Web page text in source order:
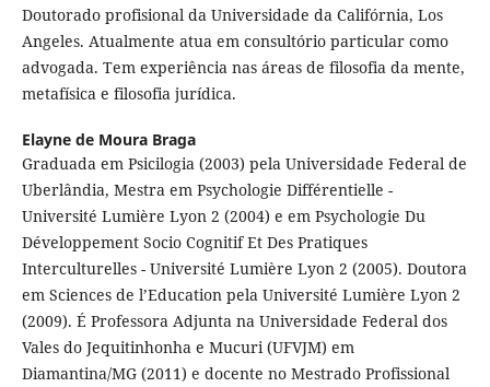
Doutorado profisional da Universidade da Califórnia, Los
Angeles. Atualmente atua em consultório particular como
advogada. Tem experiência nas áreas de filosofia da mente,
metafísica e filosofia jurídica.
Elayne de Moura Braga
Graduada em Psicilogia (2003) pela Universidade Federal de
Uberlândia, Mestra em Psychologie Différentielle -
Université Lumière Lyon 2 (2004) e em Psychologie Du
Développement Socio Cognitif Et Des Pratiques
Interculturelles - Université Lumière Lyon 2 (2005). Doutora
em Sciences de l’Education pela Université Lumière Lyon 2
(2009). É Professora Adjunta na Universidade Federal dos
Vales do Jequitinhonha e Mucuri (UFVJM) em
Diamantina/MG (2011) e docente no Mestrado Profissional